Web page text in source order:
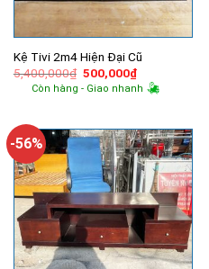
Kệ Tivi 2m4 Hiện Đại Cũ
5,400,000₫ Giá
gốc
là:
500,000₫Giá
hiện
tại
Còn hàng - Giao nhanh
-56%